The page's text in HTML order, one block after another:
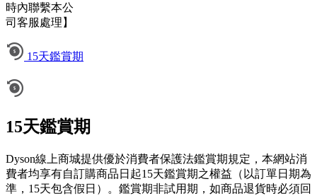
時內聯繫本公
司客服處理】
15天鑑賞期
15天鑑賞期
Dyson線上商城提供優於消費者保護法鑑賞期規定，本網站消
費者均享有自訂購商品日起15天鑑賞期之權益（以訂單日期為
準，15天包含假日）。鑑賞期非試用期，如商品退貨時必須回